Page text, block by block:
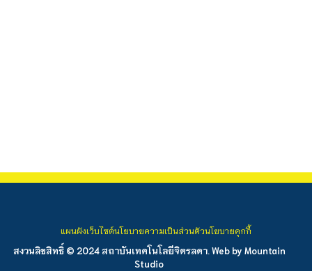
สงวนลิขสิทธิ์ © 2024 สถาบันเทคโนโลยีจิตรลดา. Web by Mountain
Studio
แผนผังเว็บไซต์นโยบายความเป็นส่วนตัวนโยบายคุกกี้